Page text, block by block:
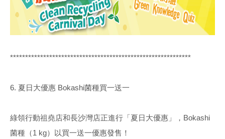
************************************************************
6. 夏日大優惠 Bokashi菌種買一送一
綠領行動祖堯店和長沙灣店正進行「夏日大優惠」，Bokashi
菌種（1 kg）以買一送一優惠發售！